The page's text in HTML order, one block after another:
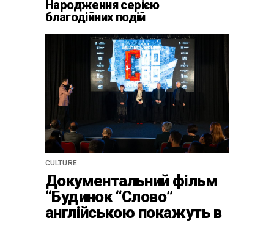
Народження серією
благодійних подій
CULTURE
Документальний фільм
“Будинок “Слово”
англійською покажуть в